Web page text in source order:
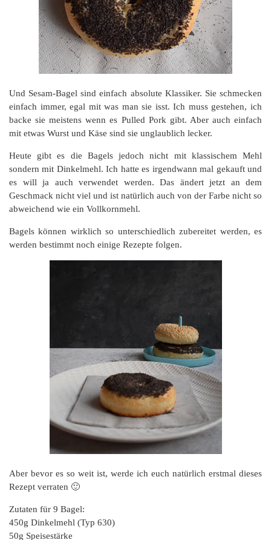
Und Sesam-Bagel sind einfach absolute Klassiker. Sie schmecken
einfach immer, egal mit was man sie isst. Ich muss gestehen, ich
backe sie meistens wenn es Pulled Pork gibt. Aber auch einfach
mit etwas Wurst und Käse sind sie unglaublich lecker.
Heute gibt es die Bagels jedoch nicht mit klassischem Mehl
sondern mit Dinkelmehl. Ich hatte es irgendwann mal gekauft und
es will ja auch verwendet werden. Das ändert jetzt an dem
Geschmack nicht viel und ist natürlich auch von der Farbe nicht so
abweichend wie ein Vollkornmehl.
Bagels können wirklich so unterschiedlich zubereitet werden, es
werden bestimmt noch einige Rezepte folgen.
Aber bevor es so weit ist, werde ich euch natürlich erstmal dieses
Rezept verraten 🙂
Zutaten für 9 Bagel:
450g Dinkelmehl (Typ 630)
50g Speisestärke